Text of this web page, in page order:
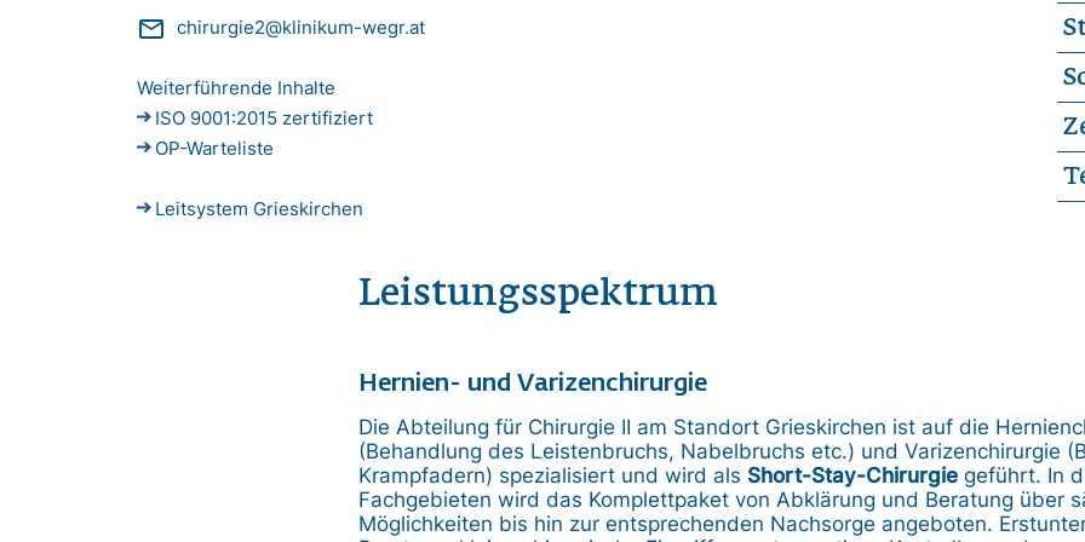
mail_outline chirurgie2@klinikum-wegr.at
Weiterführende Inhalte
ISO 9001:2015 zertifiziert
OP-Warteliste
Leitsystem Grieskirchen
Leistungsspektrum
Hernien- und Varizenchirurgie
Die Abteilung für Chirurgie II am Standort Grieskirchen ist auf die
(Behandlung des Leistenbruchs, Nabelbruchs etc.) und Varizenchirurgie
Krampfadern) spezialisiert und wird als Short-Stay-Chirurgiegeführt. In
Fachgebieten wird das Komplettpaket von Abklärung und Beratung über
Möglichkeiten bis hin zur entsprechenden Nachsorge angeboten.